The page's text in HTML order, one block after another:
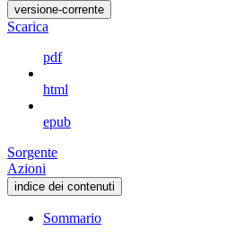
versione-corrente
Scarica
pdf
html
epub
Sorgente
Azioni
indice dei contenuti
Sommario